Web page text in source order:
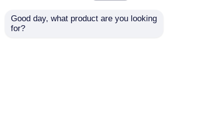
Good day, what product are you looking
for?